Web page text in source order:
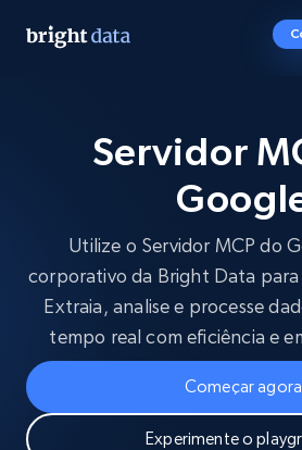
Servidor
Utilize o Servidor MCP do
corporativo da Bright Data
Extraia, analise e processe
tempo real com eficiência e
Começar agora
Experimente o